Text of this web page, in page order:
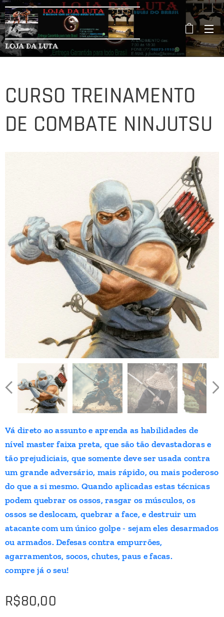
LOJA DA LUTA
CURSO TREINAMENTO
DE COMBATE NINJUTSU
Vá direto ao assunto e aprenda as habilidades de
nível master faixa preta, que são tão devastadoras e
tão prejudiciais, que somente deve ser usada contra
um grande adversário, mais rápido, ou mais poderoso
do que a si mesmo. Quando aplicadas estas técnicas
podem quebrar os ossos, rasgar os músculos, os
ossos se deslocam, quebrar a face, e destruir um
atacante com um único golpe - sejam eles desarmados
ou armados. Defesas contra empurrões,
agarramentos, socos, chutes, paus e facas.
compre já o seu!
R$80,00